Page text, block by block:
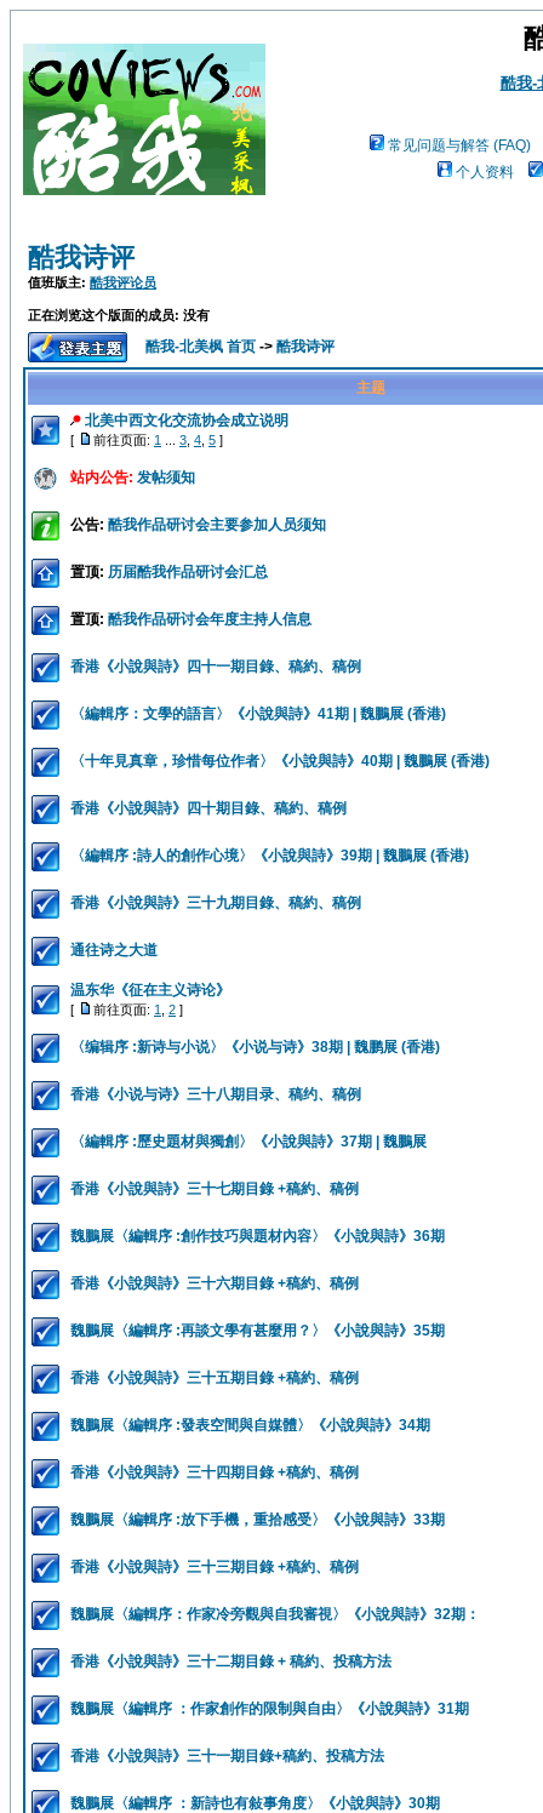
酷我-
常见问题与解答 (FAQ)
个人资料
酷我诗评
值班版主: 酷我评论员
正在浏览这个版面的成员: 没有
酷我-北美枫 首页 -> 酷我诗评
主题
北美中西文化交流协会成立说明
[ 前往页面: 1 3 4 5 ]
站内公告: 发帖须知
公告: 酷我作品研讨会主要参加人员须知
置顶: 历届酷我作品研讨会汇总
置顶: 酷我作品研讨会年度主持人信息
香港《小說與詩》四十一期目錄、稿約、稿例
〈編輯序：文學的語言〉《小說與詩》41期 | 魏鵬展 (香港)
〈十年見真章，珍惜每位作者〉《小說與詩》40期 | 魏鵬展 (香港)
香港《小說與詩》四十期目錄、稿約、稿例
〈編輯序 :詩人的創作心境〉《小說與詩》39期 | 魏鵬展 (香港)
香港《小說與詩》三十九期目錄、稿約、稿例
通往诗之大道
温东华《征在主义诗论》
[ 前往页面: 1 2 ]
〈编辑序 :新诗与小说〉《小说与诗》38期 | 魏鹏展 (香港)
香港《小说与诗》三十八期目录、稿约、稿例
〈編輯序 :歷史題材與獨創〉《小說與詩》37期 | 魏鵬展
香港《小說與詩》三十七期目錄 +稿約、稿例
魏鵬展〈編輯序 :創作技巧與題材內容〉《小說與詩》36期
香港《小說與詩》三十六期目錄 +稿約、稿例
魏鵬展〈編輯序 :再談文學有甚麼用？〉《小說與詩》35期
香港《小說與詩》三十五期目錄 +稿約、稿例
魏鵬展〈編輯序 :發表空間與自媒體〉《小說與詩》34期
香港《小說與詩》三十四期目錄 +稿約、稿例
魏鵬展〈編輯序 :放下手機，重拾感受〉《小說與詩》33期
香港《小說與詩》三十三期目錄 +稿約、稿例
魏鵬展〈編輯序：作家冷旁觀與自我審視〉《小說與詩》32期：
香港《小說與詩》三十二期目錄 + 稿約、投稿方法
魏鵬展〈編輯序 ：作家創作的限制與自由〉《小說與詩》31期
香港《小說與詩》三十一期目錄+稿約、投稿方法
魏鵬展〈編輯序 ：新詩也有敍事角度〉《小說與詩》30期